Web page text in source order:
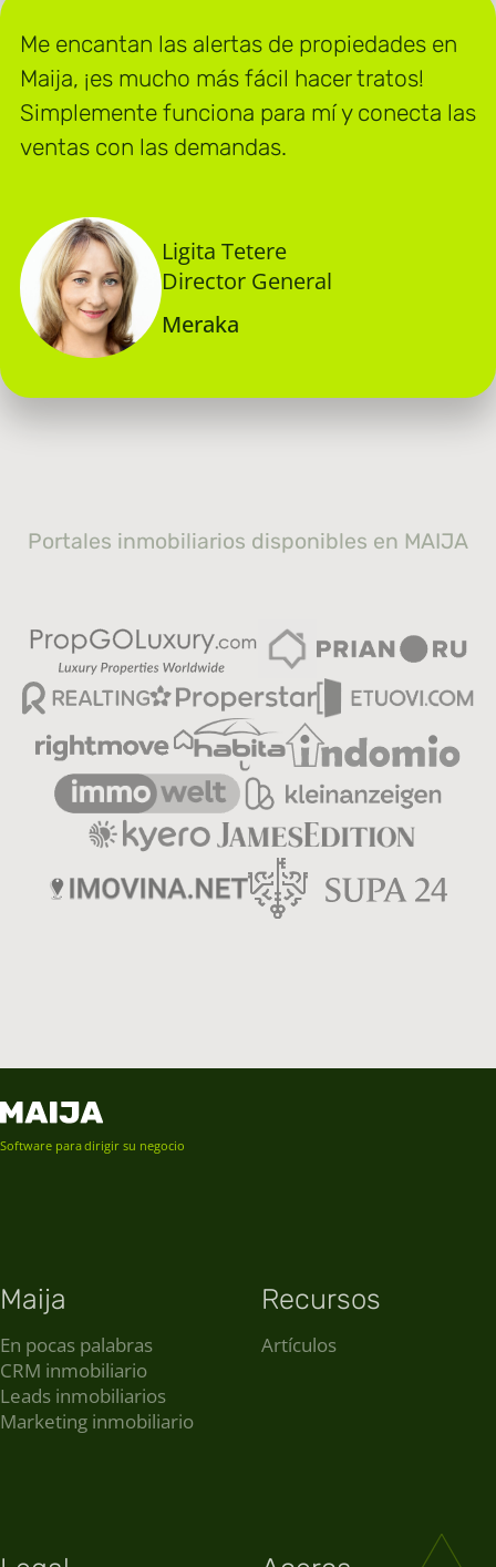
Me encantan las alertas de propiedades en
Maija, ¡es mucho más fácil hacer tratos!
Simplemente funciona para mí y conecta las
ventas con las demandas.
Ligita Tetere
Director General
Meraka
Portales inmobiliarios disponibles en MAIJA
Software para dirigir su negocio
Maija
En pocas palabras
CRM inmobiliario
Leads inmobiliarios
Marketing inmobiliario
Recursos
Artículos